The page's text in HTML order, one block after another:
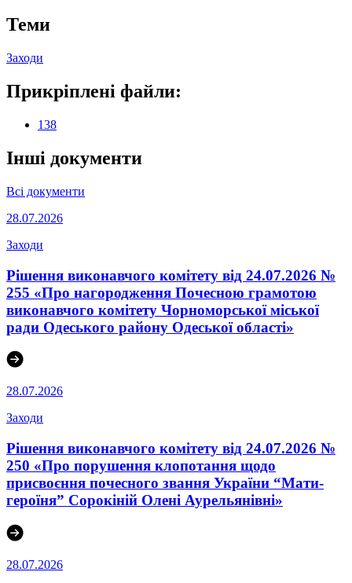
Теми
Заходи
Прикріплені файли:
138
Інші документи
Всі документи
28.07.2026
Заходи
Рішення виконавчого комітету від 24.07.2026 №
255 «Про нагородження Почесною грамотою
виконавчого комітету Чорноморської міської
ради Одеського району Одеської області»
28.07.2026
Заходи
Рішення виконавчого комітету від 24.07.2026 №
250 «Про порушення клопотання щодо
присвоєння почесного звання України “Мати-
героїня” Сорокіній Олені Аурельянівні»
28.07.2026